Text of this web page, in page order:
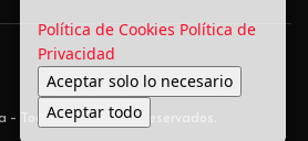
Todos los derechos reservados.
Política de Cookies Política de
Privacidad
Aceptar solo lo necesario
Aceptar todo